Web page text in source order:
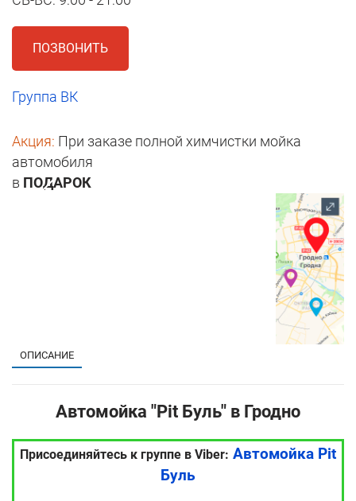
ПОЗВОНИТЬ
Группа ВК
Акция: При заказе полной химчистки мойка
автомобиля
в ПОДАРОК
ОПИСАНИЕ
Автомойка "Pit Буль" в Гродно
Присоединяйтесь к группе в Viber: Автомойка Pit
Буль